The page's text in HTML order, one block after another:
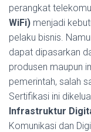
perangkat
WiFi) menjadi
pelaku bisnis.
dapat dipasarkan
produsen maupun
pemerintah, salah
Sertifikasi ini
Infrastruktur
Komunikasi dan